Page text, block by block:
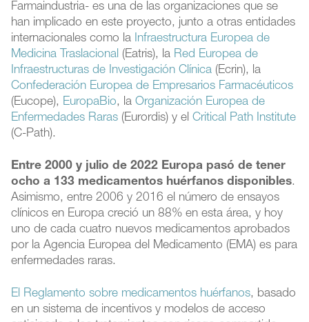
Farmaindustria- es una de las organizaciones que se
han implicado en este proyecto, junto a otras entidades
internacionales como la Infraestructura Europea de
Medicina Traslacional (Eatris), la Red Europea de
Infraestructuras de Investigación Clínica (Ecrin), la
Confederación Europea de Empresarios Farmacéuticos
(Eucope), EuropaBio, laOrganización Europea de
Enfermedades Raras (Eurordis) y elCritical Path Institute
(C-Path).
Entre 2000 y julio de 2022 Europa pasó de tener
ocho a 133 medicamentos huérfanos disponibles.
Asimismo, entre 2006 y 2016 el número de ensayos
clínicos en Europa creció un 88% en esta área, y hoy
uno de cada cuatro nuevos medicamentos aprobados
por la Agencia Europea del Medicamento (EMA) es para
enfermedades raras.
El Reglamento sobre medicamentos huérfanos, basado
en un sistema de incentivos y modelos de acceso